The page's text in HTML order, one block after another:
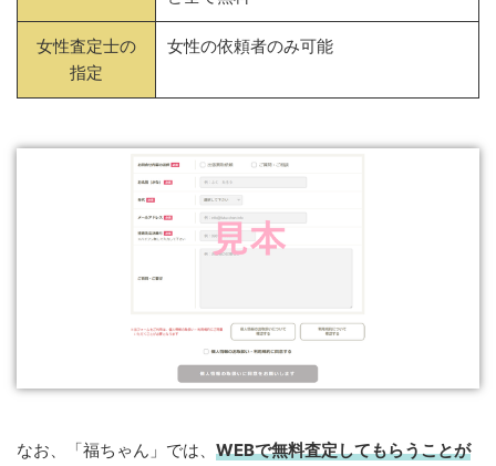
女性査定士の
指定
女性の依頼者のみ可能
なお、「福ちゃん」では、 WEBで無料査定してもらうことが